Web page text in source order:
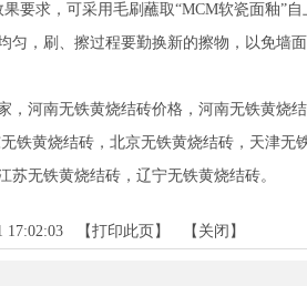
求，可采用毛刷蘸取“MCM软瓷面釉”
匀，刷、擦过程要勤换新的擦物，以免墙
，河南无铁黄烧结砖价格，河南无铁黄烧
铁黄烧结砖 ， 北京无铁黄烧结砖 ， 天津无
苏无铁黄烧结砖 ， 辽宁无铁黄烧结砖。
17:02:03 【打印此页 】 【 关闭 】